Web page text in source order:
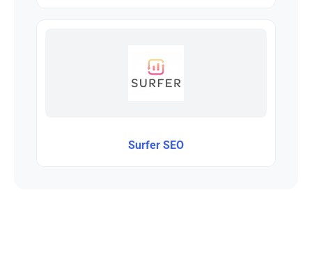
Surfer SEO